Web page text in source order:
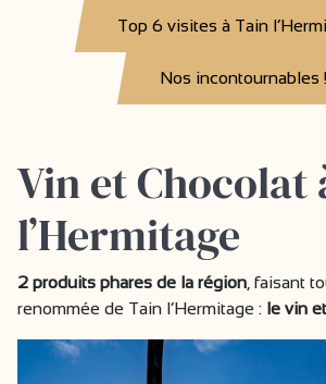
Top 6 visites à Tain
Nos incontournables !
Vin et Chocolat
l’Hermitage
2 produits phares de la région , faisant
renommée de Tain l’Hermitage : le vin